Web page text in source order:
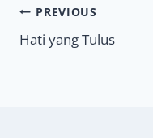
Navigasi
pos
PREVIOUS
Hati yang Tulus